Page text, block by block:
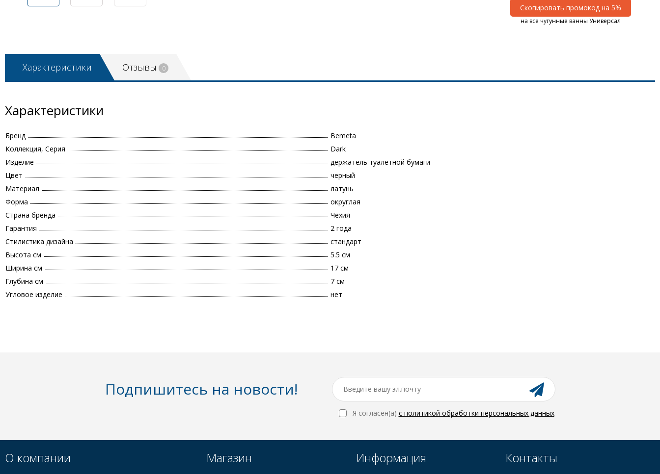
Скопировать промокод на 5%
на все чугунные ванны Универсал
Характеристики Отзывы 0
Характеристики
Бренд
Bemeta
Коллекция, Серия
Dark
Изделие
держатель туалетной бумаги
Цвет
черный
Материал
латунь
Форма
округлая
Страна бренда
Чехия
Гарантия
2 года
Стилистика дизайна
стандарт
Высота см
5.5 см
Ширина см
17 см
Глубина см
7 см
Угловое изделие
нет
Подпишитесь на новости!
Я согласен(a) с политикой обработки персональных данных
О компании Магазин Информация Контакты